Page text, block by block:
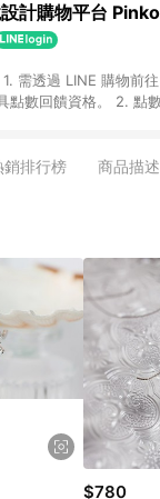
計購物平台
需透過 LINE 購物前
點數回饋資格。 2. 點
限。 6. APP 請更新至
活動說明為準。 11.
銷排行榜 商品描述
$780